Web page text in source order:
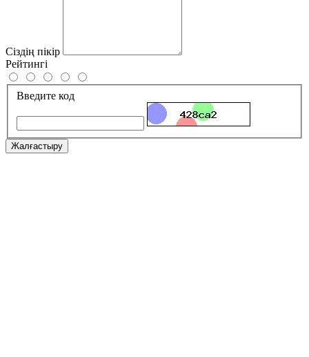
Сіздің пікір
Рейтингі
Введите код
Жалғастыру